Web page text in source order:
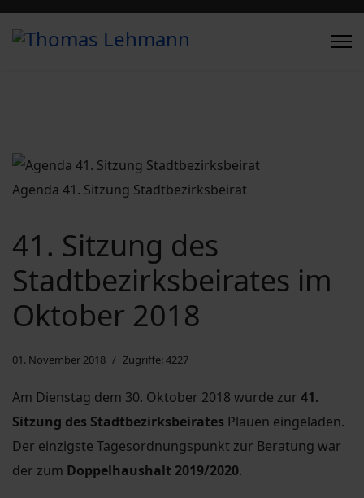
Agenda 41. Sitzung Stadtbezirksbeirat
41. Sitzung des
Stadtbezirksbeirates im
Oktober 2018
01. November 2018 Zugriffe: 4227
Am Dienstag dem 30. Oktober 2018 wurde zur 41.
Sitzung des Stadtbezirksbeirates Plauen eingeladen.
Der einzigste Tagesordnungspunkt zur Beratung war
der zum Doppelhaushalt 2019/2020.